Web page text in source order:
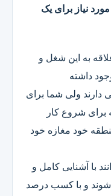
نیاز برای یک
به این شغل و
داشته
دارند ولی شما برای
برای شروع کار
خود مغازه خود
با آشنایی کامل و
شوند و با کسب درصد